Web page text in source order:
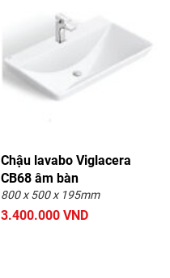
Chậu lavabo Viglacera
CB68 âm bàn
800 x 500 x 195mm
3.400.000 VND